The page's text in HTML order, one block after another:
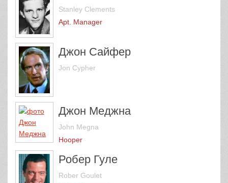
Stanley Clements
Apt. Manager
Джон Сайфер
Jon Cypher
Джон Меджна
John Megna
Hooper
Робер Гуле
Rober Goulet